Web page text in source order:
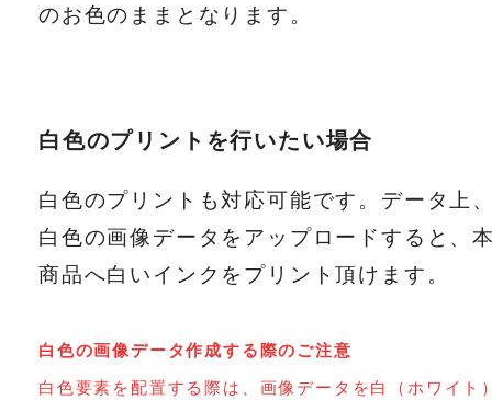
のお色のままとなります。
白色のプリントを行いたい場合
白色のプリントも対応可能です。データ上
白色の画像データをアップロードすると、
商品へ白いインクをプリント頂けます。
白色の画像データ作成する際のご注意
白色要素を配置する際は、画像データを白（ホワイト